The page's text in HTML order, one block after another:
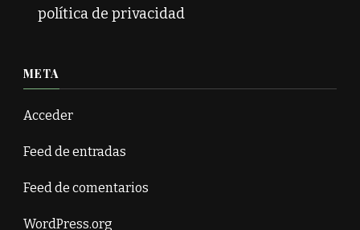
política de privacidad
META
Acceder
Feed de entradas
Feed de comentarios
WordPress.org